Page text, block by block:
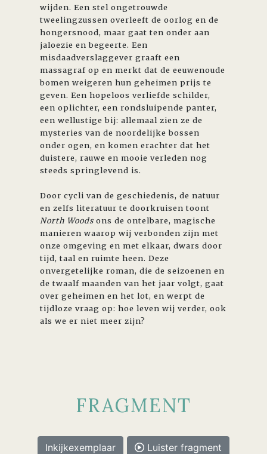
wijden. Een stel ongetrouwde
tweelingzussen overleeft de oorlog en de
hongersnood, maar gaat ten onder aan
jaloezie en begeerte. Een
misdaadverslaggever graaft een
massagraf op en merkt dat de eeuwenoude
bomen weigeren hun geheimen prijs te
geven. Een hopeloos verliefde schilder,
een oplichter, een rondsluipende panter,
een wellustige bij: allemaal zien ze de
mysteries van de noordelijke bossen
onder ogen, en komen erachter dat het
duistere, rauwe en mooie verleden nog
steeds springlevend is.
Door cycli van de geschiedenis, de natuur
en zelfs literatuur te doorkruisen toont
North Woods ons de ontelbare, magische
manieren waarop wij verbonden zijn met
onze omgeving en met elkaar, dwars door
tijd, taal en ruimte heen. Deze
onvergetelijke roman, die de seizoenen en
de twaalf maanden van het jaar volgt, gaat
over geheimen en het lot, en werpt de
tijdloze vraag op: hoe leven wij verder, ook
als we er niet meer zijn?
FRAGMENT
Inkijkexemplaar Luister fragment